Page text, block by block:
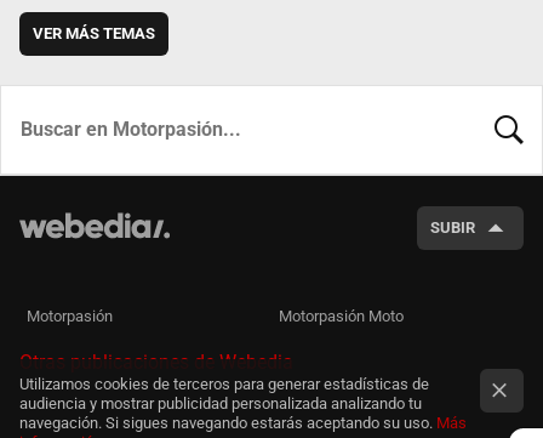
VER MÁS TEMAS
SUBIR
Motorpasión Motorpasión Moto
Otras publicaciones de Webedia
Utilizamos cookies de terceros para generar estadísticas de
audiencia y mostrar publicidad personalizada analizando tu
navegación. Si sigues navegando estarás aceptando su uso. Más